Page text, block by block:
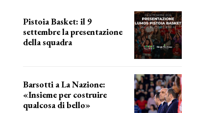
Pistoia Basket: il 9
settembre la presentazione
della squadra
Barsotti a La Nazione:
«Insieme per costruire
qualcosa di bello»